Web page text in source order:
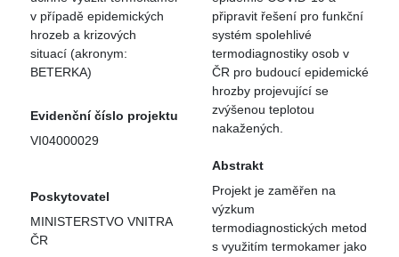
v případě epidemických
hrozeb a krizových
situací (akronym:
BETERKA)
Evidenční číslo projektu
VI04000029
Poskytovatel
MINISTERSTVO VNITRA
ČR
připravit řešení pro funkční
systém spolehlivé
termodiagnostiky osob v
ČR pro budoucí epidemické
hrozby projevující se
zvýšenou teplotou
nakažených.
Abstrakt
Projekt je zaměřen na
výzkum
termodiagnostických metod
s využitím termokamer jako